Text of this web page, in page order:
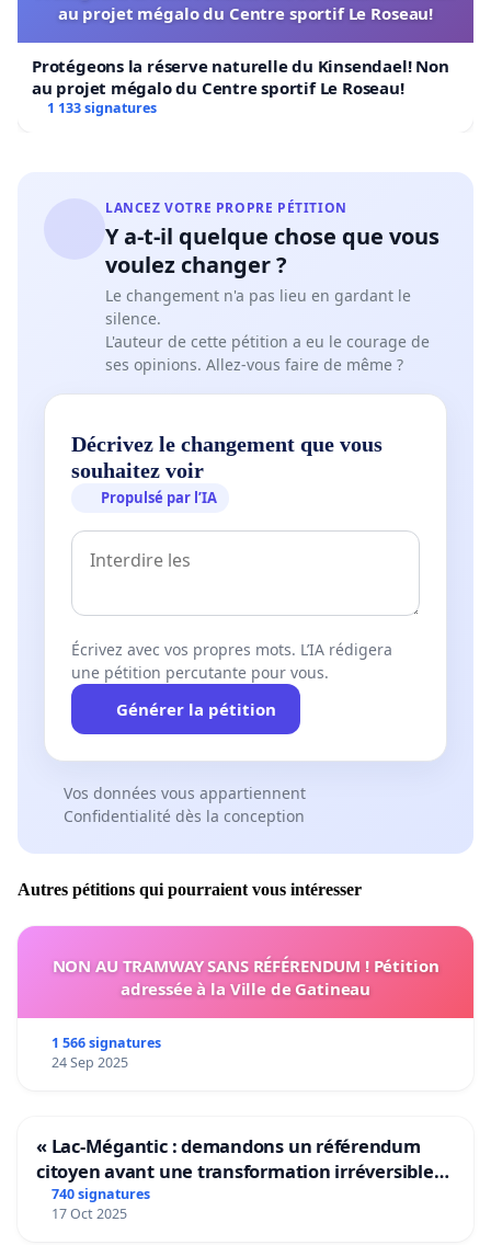
au projet mégalo du Centre sportif Le Roseau!
Protégeons la réserve naturelle du Kinsendael! Non
au projet mégalo du Centre sportif Le Roseau!
1 133 signatures
LANCEZ VOTRE PROPRE PÉTITION
Y a-t-il quelque chose que vous
voulez changer ?
Le changement n'a pas lieu en gardant le
silence.
L'auteur de cette pétition a eu le courage de
ses opinions. Allez-vous faire de même ?
Décrivez le changement que vous
souhaitez voir
Propulsé par l’IA
Écrivez avec vos propres mots. L’IA rédigera
une pétition percutante pour vous.
Générer la pétition
Vos données vous appartiennent
Confidentialité dès la conception
Autres pétitions qui pourraient vous intéresser
NON AU TRAMWAY SANS RÉFÉRENDUM ! Pétition
adressée à la Ville de Gatineau
1 566 signatures
24 Sep 2025
« Lac-Mégantic : demandons un référendum
citoyen avant une transformation irréversible
de notre territoire »
740 signatures
17 Oct 2025